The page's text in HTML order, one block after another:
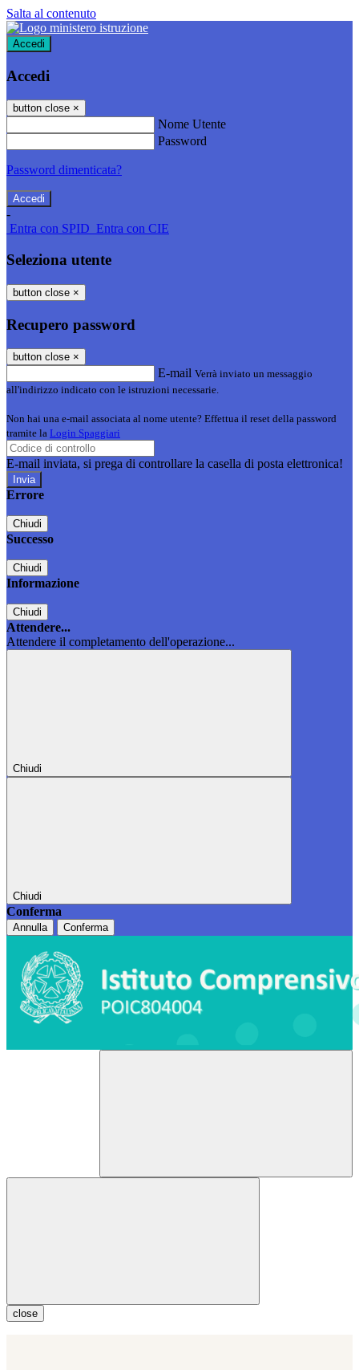
Salta al contenuto
Accedi
Accedi
button close ×
Nome Utente
Password
Password dimenticata?
-
Entra con SPID Entra con CIE
Seleziona utente
button close ×
Recupero password
button close ×
E-mail Verrà inviato un messaggio
all'indirizzo indicato con le istruzioni necessarie.
Non hai una e-mail associata al nome utente? Effettua il reset della password
tramite la Login Spaggiari
E-mail inviata, si prega di controllare la casella di posta elettronica!
Errore
Chiudi
Successo
Chiudi
Informazione
Chiudi
Attendere...
Attendere il completamento dell'operazione...
Chiudi
Chiudi
Conferma
Annulla Conferma
close